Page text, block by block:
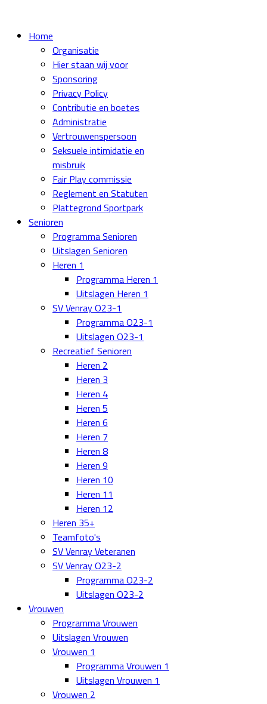
Home
Organisatie
Hier staan wij voor
Sponsoring
Privacy Policy
Contributie en boetes
Administratie
Vertrouwenspersoon
Seksuele intimidatie en
misbruik
Fair Play commissie
Reglement en Statuten
Plattegrond Sportpark
Senioren
Programma Senioren
Uitslagen Senioren
Heren 1
Programma Heren 1
Uitslagen Heren 1
SV Venray O23-1
Programma O23-1
Uitslagen O23-1
Recreatief Senioren
Heren 2
Heren 3
Heren 4
Heren 5
Heren 6
Heren 7
Heren 8
Heren 9
Heren 10
Heren 11
Heren 12
Heren 35+
Teamfoto's
SV Venray Veteranen
SV Venray O23-2
Programma O23-2
Uitslagen O23-2
Vrouwen
Programma Vrouwen
Uitslagen Vrouwen
Vrouwen 1
Programma Vrouwen 1
Uitslagen Vrouwen 1
Vrouwen 2